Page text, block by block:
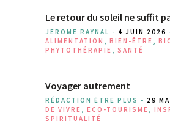
Le retour du soleil ne suffit
JEROME RAYNAL - 4 JUIN 2026
ALIMENTATION , BIEN-ÊTRE ,
PHYTOTHÉRAPIE , SANTÉ
Voyager autrement
RÉDACTION ÊTRE PLUS - 29
DE VIVRE , ECO-TOURISME ,
SPIRITUALITÉ